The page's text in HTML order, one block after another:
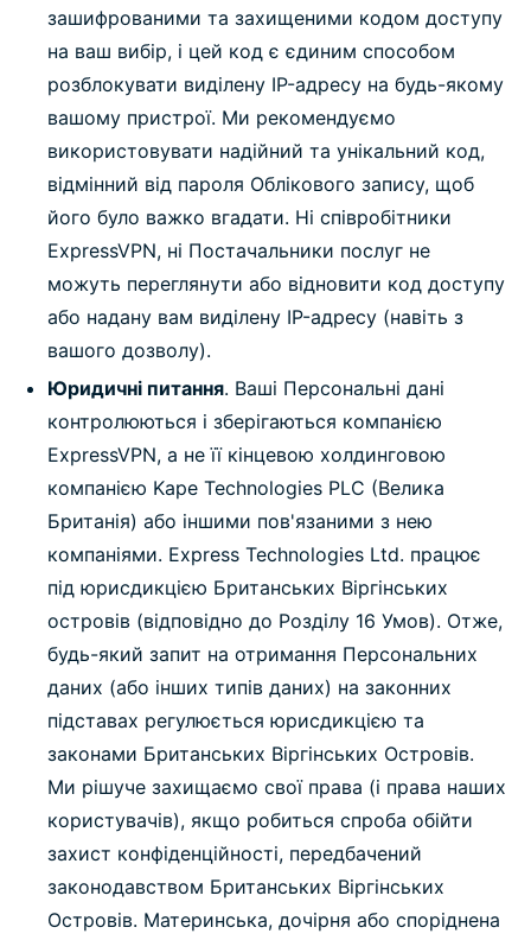
зашифрованими та захищеними кодом доступу
на ваш вибір, і цей код є єдиним способом
розблокувати виділену IP-адресу на будь-якому
вашому пристрої. Ми рекомендуємо
використовувати надійний та унікальний код,
відмінний від пароля Облікового запису, щоб
його було важко вгадати. Ні співробітники
ExpressVPN, ні Постачальники послуг не
можуть переглянути або відновити код доступу
або надану вам виділену IP-адресу (навіть з
вашого дозволу).
Юридичні питання. Ваші Персональні дані
контролюються і зберігаються компанією
ExpressVPN, а не її кінцевою холдинговою
компанією Kape Technologies PLC (Велика
Британія) або іншими пов'язаними з нею
компаніями. Express Technologies Ltd. працює
під юрисдикцією Британських Віргінських
островів (відповідно до Розділу 16 Умов). Отже,
будь-який запит на отримання Персональних
даних (або інших типів даних) на законних
підставах регулюється юрисдикцією та
законами Британських Віргінських Островів.
Ми рішуче захищаємо свої права (і права наших
користувачів), якщо робиться спроба обійти
захист конфіденційності, передбачений
законодавством Британських Віргінських
Островів. Материнська, дочірня або споріднена